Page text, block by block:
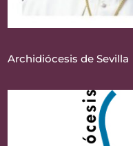
Archidiócesis de Sevilla